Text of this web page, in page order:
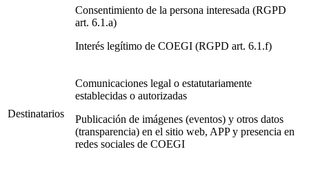
Consentimiento de la persona interesada (RGPD
art. 6.1.a)
Interés legítimo de COEGI (RGPD art. 6.1.f)
Destinatarios
Comunicaciones legal o estatutariamente
establecidas o autorizadas
Publicación de imágenes (eventos) y otros datos
(transparencia) en el sitio web, APP y presencia en
redes sociales de COEGI